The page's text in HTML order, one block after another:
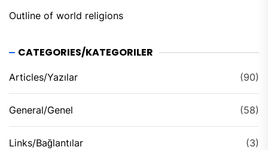
Outline of world religions
CATEGORIES/KATEGORILER
Articles/Yazılar (90)
General/Genel (58)
Links/Bağlantılar (3)